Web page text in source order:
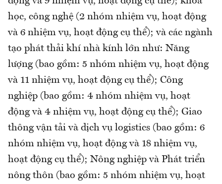
học, công nghệ (2 nhóm nhiệm vụ, hoạt động
và 6 nhiệm vụ, hoạt động cụ thể); và các ngành
tạo phát thải khí nhà kính lớn như: Năng
lượng (bao gồm: 5 nhóm nhiệm vụ, hoạt động
và 11 nhiệm vụ, hoạt động cụ thể); Công
nghiệp (bao gồm: 4 nhóm nhiệm vụ, hoạt
động và 4 nhiệm vụ, hoạt động cụ thể); Giao
thông vận tải và dịch vụ logistics (bao gồm: 6
nhóm nhiệm vụ, hoạt động và 18 nhiệm vụ,
hoạt động cụ thể); Nông nghiệp và Phát triển
nông thôn (bao gồm: 5 nhóm nhiệm vụ, hoạt